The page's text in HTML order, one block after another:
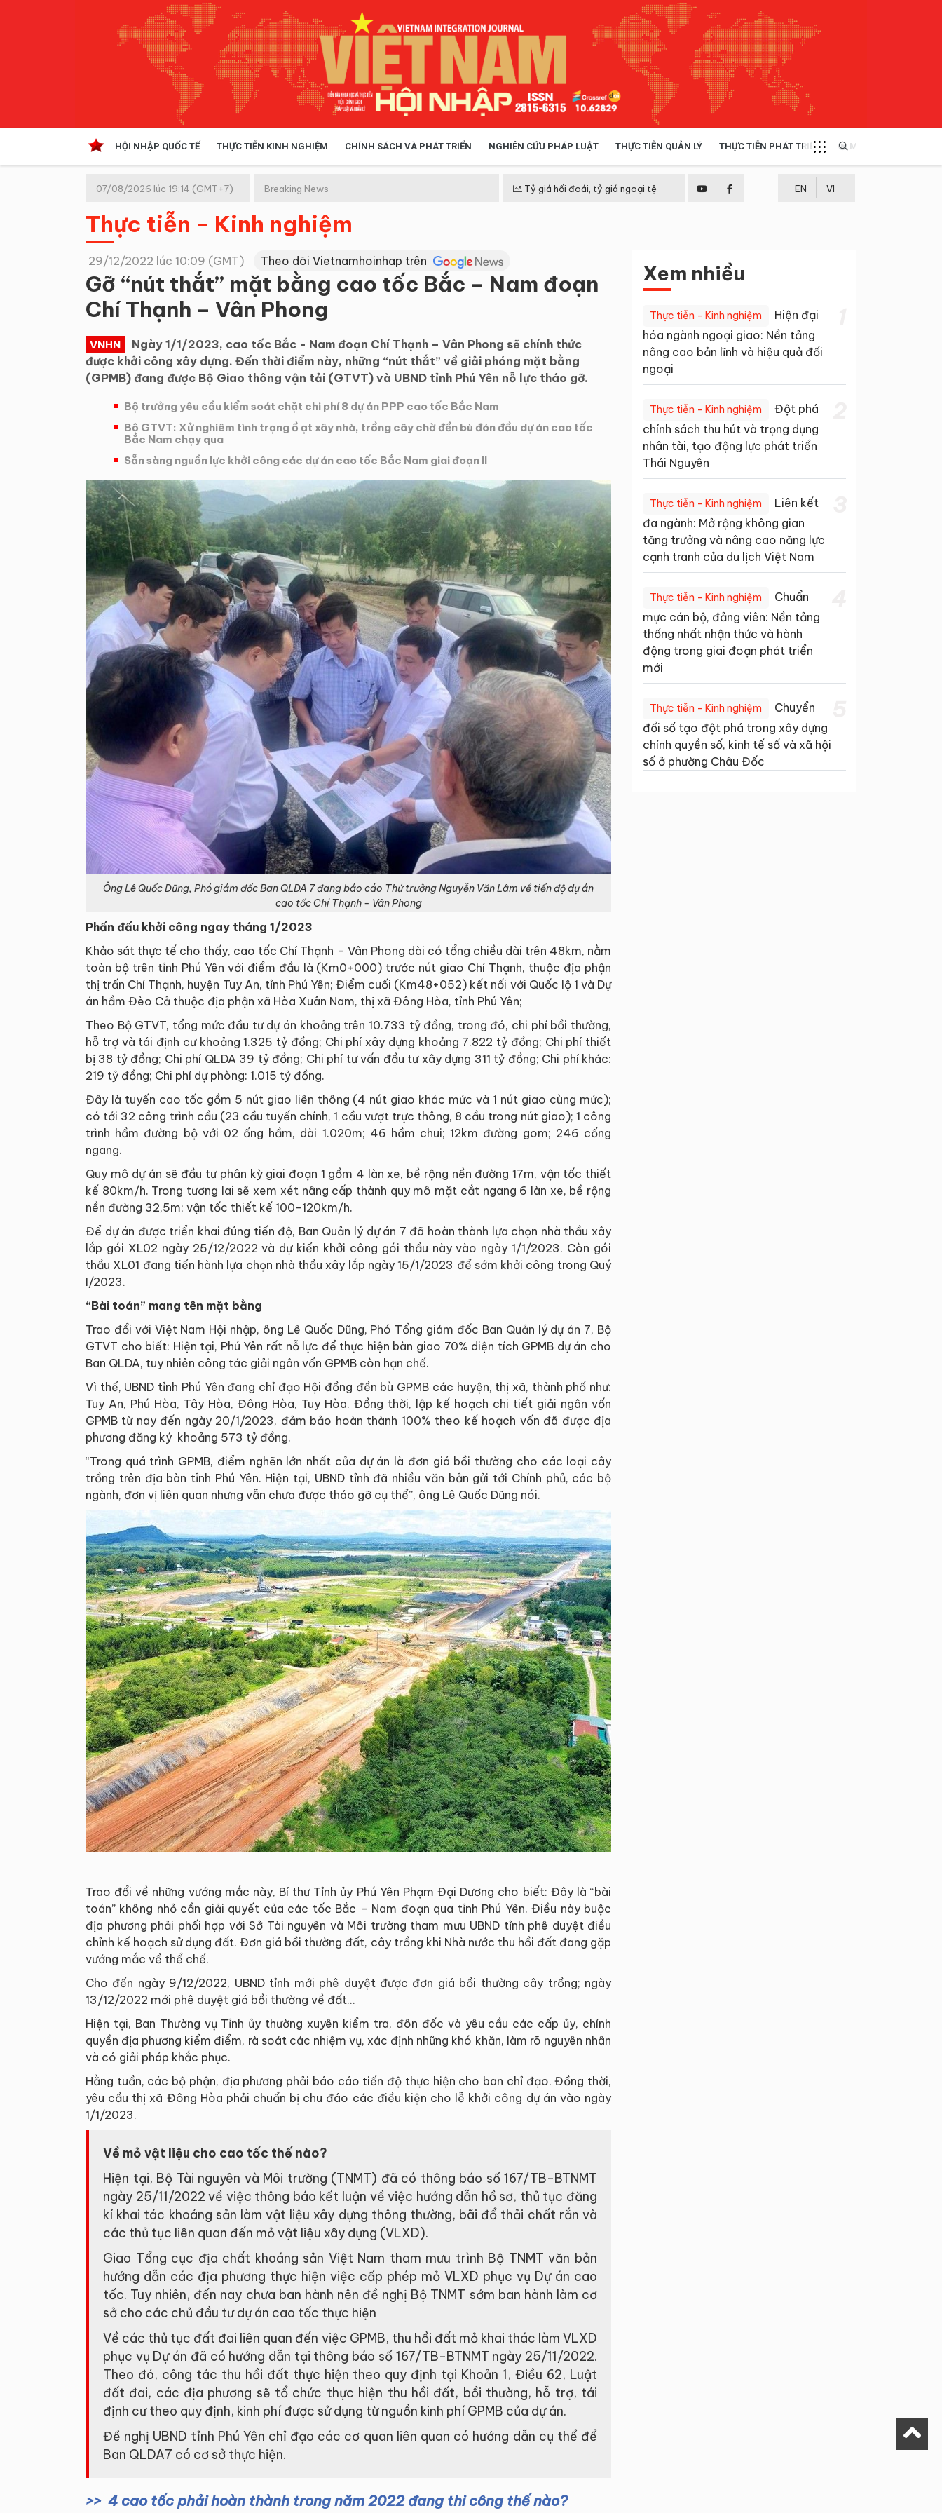
HỘI NHẬP QUỐC TẾ THỰC TIỄN KINH NGHIỆM CHÍNH SÁCH VÀ PHÁT TRIỂN NGHIÊN CỨU PHÁP LUẬT THỰC TIỄN QUẢN LÝ THỰC TIỄN PHÁT TRIỂN MULTIMEDIA
Kinh tế hội nhập
Doanh nghiệp
07/08/2026 lúc 19:14 (GMT+7) Breaking News Tỷ giá hối đoái, tỷ giá ngoại tệ EN VI
Thực tiễn - Kinh nghiệm
29/12/2022 lúc 10:09 (GMT) Theo dõi Vietnamhoinhap trên
Gỡ “nút thắt” mặt bằng cao tốc Bắc – Nam đoạn
Chí Thạnh – Vân Phong
VNHN
Ngày 1/1/2023, cao tốc Bắc - Nam đoạn Chí Thạnh – Vân Phong sẽ chính thức
được khởi công xây dựng. Đến thời điểm này, những “nút thắt” về giải phóng mặt bằng
(GPMB) đang được Bộ Giao thông vận tải (GTVT) và UBND tỉnh Phú Yên nỗ lực tháo gỡ.
Bộ trưởng yêu cầu kiểm soát chặt chi phí 8 dự án PPP cao tốc Bắc Nam
Bộ GTVT: Xử nghiêm tình trạng ồ ạt xây nhà, trồng cây chờ đền bù đón đầu dự án cao tốc
Bắc Nam chạy qua
Sẵn sàng nguồn lực khởi công các dự án cao tốc Bắc Nam giai đoạn II
Ông Lê Quốc Dũng, Phó giám đốc Ban QLDA 7 đang báo cáo Thứ trưởng Nguyễn Văn Lâm về tiến độ dự án
cao tốc Chí Thạnh - Vân Phong
Phấn đấu khởi công ngay tháng 1/2023
Khảo sát thực tế cho thấy, cao tốc Chí Thạnh – Vân Phong dài có tổng chiều dài trên 48km, nằm
toàn bộ trên tỉnh Phú Yên với điểm đầu là (Km0+000) trước nút giao Chí Thạnh, thuộc địa phận
thị trấn Chí Thạnh, huyện Tuy An, tỉnh Phú Yên; Điểm cuối (Km48+052) kết nối với Quốc lộ 1 và Dự
án hầm Đèo Cả thuộc địa phận xã Hòa Xuân Nam, thị xã Đông Hòa, tỉnh Phú Yên;
Theo Bộ GTVT, tổng mức đầu tư dự án khoảng trên 10.733 tỷ đồng, trong đó, chi phí bồi thường,
hỗ trợ và tái định cư khoảng 1.325 tỷ đồng; Chi phí xây dựng khoảng 7.822 tỷ đồng; Chi phí thiết
bị 38 tỷ đồng; Chi phí QLDA 39 tỷ đồng; Chi phí tư vấn đầu tư xây dựng 311 tỷ đồng; Chi phí khác:
219 tỷ đồng; Chi phí dự phòng: 1.015 tỷ đồng.
Đây là tuyến cao tốc gồm 5 nút giao liên thông (4 nút giao khác mức và 1 nút giao cùng mức);
có tới 32 công trình cầu (23 cầu tuyến chính, 1 cầu vượt trực thông, 8 cầu trong nút giao); 1 công
trình hầm đường bộ với 02 ống hầm, dài 1.020m; 46 hầm chui; 12km đường gom; 246 cống
ngang.
Quy mô dự án sẽ đầu tư phân kỳ giai đoạn 1 gồm 4 làn xe, bề rộng nền đường 17m, vận tốc thiết
kế 80km/h. Trong tương lai sẽ xem xét nâng cấp thành quy mô mặt cắt ngang 6 làn xe, bề rộng
nền đường 32,5m; vận tốc thiết kế 100-120km/h.
Để dự án được triển khai đúng tiến độ, Ban Quản lý dự án 7 đã hoàn thành lựa chọn nhà thầu xây
lắp gói XL02 ngày 25/12/2022 và dự kiến khởi công gói thầu này vào ngày 1/1/2023. Còn gói
thầu XL01 đang tiến hành lựa chọn nhà thầu xây lắp ngày 15/1/2023 để sớm khởi công trong Quý
I/2023.
“Bài toán” mang tên mặt bằng
Trao đổi với Việt Nam Hội nhập, ông Lê Quốc Dũng, Phó Tổng giám đốc Ban Quản lý dự án 7, Bộ
GTVT cho biết: Hiện tại, Phú Yên rất nỗ lực để thực hiện bàn giao 70% diện tích GPMB dự án cho
Ban QLDA, tuy nhiên công tác giải ngân vốn GPMB còn hạn chế.
Vì thế, UBND tỉnh Phú Yên đang chỉ đạo Hội đồng đền bù GPMB các huyện, thị xã, thành phố như:
Tuy An, Phú Hòa, Tây Hòa, Đông Hòa, Tuy Hòa. Đồng thời, lập kế hoạch chi tiết giải ngân vốn
GPMB từ nay đến ngày 20/1/2023, đảm bảo hoàn thành 100% theo kế hoạch vốn đã được địa
phương đăng ký khoảng 573 tỷ đồng.
“Trong quá trình GPMB, điểm nghẽn lớn nhất của dự án là đơn giá bồi thường cho các loại cây
trồng trên địa bàn tỉnh Phú Yên. Hiện tại, UBND tỉnh đã nhiều văn bản gửi tới Chính phủ, các bộ
ngành, đơn vị liên quan nhưng vẫn chưa được tháo gỡ cụ thể”, ông Lê Quốc Dũng nói.
Trao đổi về những vướng mắc này, Bí thư Tỉnh ủy Phú Yên Phạm Đại Dương cho biết: Đây là “bài
toán” không nhỏ cần giải quyết của các tốc Bắc – Nam đoạn qua tỉnh Phú Yên. Điều này buộc
địa phương phải phối hợp với Sở Tài nguyên và Môi trường tham mưu UBND tỉnh phê duyệt điều
chỉnh kế hoạch sử dụng đất. Đơn giá bồi thường đất, cây trồng khi Nhà nước thu hồi đất đang gặp
vướng mắc về thể chế.
Cho đến ngày 9/12/2022, UBND tỉnh mới phê duyệt được đơn giá bồi thường cây trồng; ngày
13/12/2022 mới phê duyệt giá bồi thường về đất…
Hiện tại, Ban Thường vụ Tỉnh ủy thường xuyên kiểm tra, đôn đốc và yêu cầu các cấp ủy, chính
quyền địa phương kiểm điểm, rà soát các nhiệm vụ, xác định những khó khăn, làm rõ nguyên nhân
và có giải pháp khắc phục.
Hằng tuần, các bộ phận, địa phương phải báo cáo tiến độ thực hiện cho ban chỉ đạo. Đồng thời,
yêu cầu thị xã Đông Hòa phải chuẩn bị chu đáo các điều kiện cho lễ khởi công dự án vào ngày
1/1/2023.
Về mỏ vật liệu cho cao tốc thế nào?
Hiện tại, Bộ Tài nguyên và Môi trường (TNMT) đã có thông báo số 167/TB-BTNMT
ngày 25/11/2022 về việc thông báo kết luận về việc hướng dẫn hồ sơ, thủ tục đăng
kí khai tác khoáng sản làm vật liệu xây dựng thông thường, bãi đổ thải chất rắn và
các thủ tục liên quan đến mỏ vật liệu xây dựng (VLXD).
Giao Tổng cục địa chất khoáng sản Việt Nam tham mưu trình Bộ TNMT văn bản
hướng dẫn các địa phương thực hiện việc cấp phép mỏ VLXD phục vụ Dự án cao
tốc. Tuy nhiên, đến nay chưa ban hành nên đề nghị Bộ TNMT sớm ban hành làm cơ
sở cho các chủ đầu tư dự án cao tốc thực hiện
Về các thủ tục đất đai liên quan đến việc GPMB, thu hồi đất mỏ khai thác làm VLXD
phục vụ Dự án đã có hướng dẫn tại thông báo số 167/TB-BTNMT ngày 25/11/2022.
Theo đó, công tác thu hồi đất thực hiện theo quy định tại Khoản 1, Điều 62, Luật
đất đai, các địa phương sẽ tổ chức thực hiện thu hồi đất, bồi thường, hỗ trợ, tái
định cư theo quy định, kinh phí được sử dụng từ nguồn kinh phí GPMB của dự án.
Đề nghị UBND tỉnh Phú Yên chỉ đạo các cơ quan liên quan có hướng dẫn cụ thể để
Ban QLDA7 có cơ sở thực hiện.
4 cao tốc phải hoàn thành trong năm 2022 đang thi công thế nào?
Xem nhiều
Thực tiễn - Kinh nghiệm
Hiện đại
hóa ngành ngoại giao: Nền tảng
nâng cao bản lĩnh và hiệu quả đối
ngoại
Thực tiễn - Kinh nghiệm
Đột phá
chính sách thu hút và trọng dụng
nhân tài, tạo động lực phát triển
Thái Nguyên
Thực tiễn - Kinh nghiệm
Liên kết
đa ngành: Mở rộng không gian
tăng trưởng và nâng cao năng lực
cạnh tranh của du lịch Việt Nam
Thực tiễn - Kinh nghiệm
Chuẩn
mực cán bộ, đảng viên: Nền tảng
thống nhất nhận thức và hành
động trong giai đoạn phát triển
mới
Thực tiễn - Kinh nghiệm
Chuyển
đổi số tạo đột phá trong xây dựng
chính quyền số, kinh tế số và xã hội
số ở phường Châu Đốc